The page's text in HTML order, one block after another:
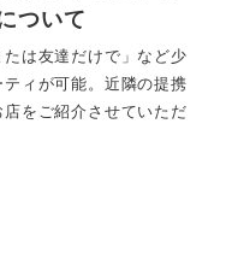
ついて
は友達だけで」など少
ィが可能。 近隣の提携
をご紹介させていただ